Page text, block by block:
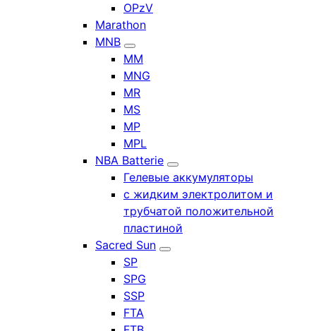
OPzV
Marathon
MNB
MM
MNG
MR
MS
MP
MPL
NBA Batterie
Гелевые аккумуляторы
с жидким электролитом и
трубчатой положительной
пластиной
Sacred Sun
SP
SPG
SSP
FTA